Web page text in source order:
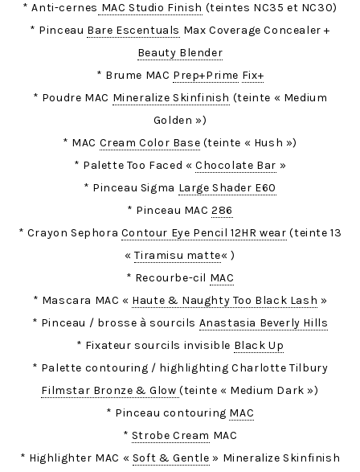
* Anti-cernes MAC Studio Finish (teintes NC35 et NC30)
* Pinceau Bare Escentuals Max Coverage Concealer +
Beauty Blender
* Brume MAC Prep+Prime Fix+
* Poudre MAC Mineralize Skinfinish (teinte « Medium
Golden »)
* MAC Cream Color Base (teinte « Hush »)
* Palette Too Faced «Chocolate Bar »
* Pinceau Sigma Large Shader E60
* Pinceau MAC286
* Crayon Sephora Contour Eye Pencil 12HR wear (teinte 13
«Tiramisu matte« )
* Recourbe-cil MAC
* Mascara MAC « Haute & Naughty Too Black Lash »
* Pinceau / brosse à sourcils Anastasia Beverly Hills
* Fixateur sourcils invisible Black Up
* Palette contouring / highlighting Charlotte Tilbury
Filmstar Bronze & Glow(teinte « Medium Dark »)
* Pinceau contouring MAC
* Strobe Cream MAC
* Highlighter MAC « Soft & Gentle » Mineralize Skinfinish